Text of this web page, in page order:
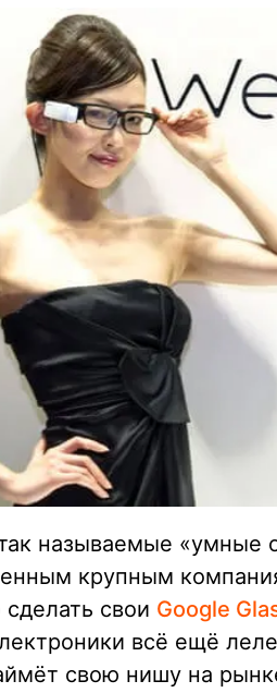
называемые «умные
крупным
свои Google
всё ещё
свою нишу на